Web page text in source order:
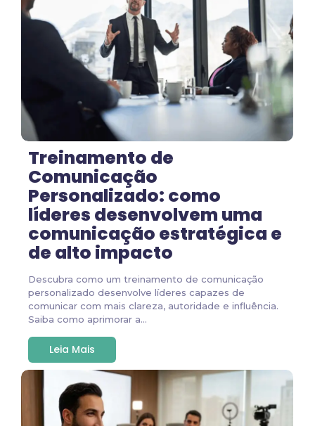
Treinamento de
Comunicação
Personalizado: como
líderes desenvolvem uma
comunicação estratégica e
de alto impacto
Descubra como um treinamento de comunicação
personalizado desenvolve líderes capazes de
comunicar com mais clareza, autoridade e influência.
Saiba como aprimorar a...
Leia Mais